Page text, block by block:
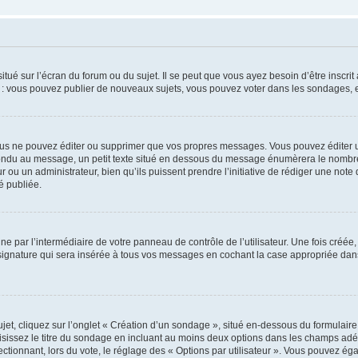
sur l’écran du forum ou du sujet. Il se peut que vous ayez besoin d’être
pouvez publier de nouveaux sujets, vous pouvez voter dans les sondages,
ne pouvez éditer ou supprimer que vos propres messages. Vous pouvez
au message, un petit texte situé en dessous du message énumèrera le
ou un administrateur, bien qu’ils puissent prendre l’initiative de rédiger une
publiée.
par l’intermédiaire de votre panneau de contrôle de l’utilisateur. Une fois
qui sera insérée à tous vos messages en cochant la case appropriée
cliquez sur l’onglet « Création d’un sondage », situé en-dessous du
le titre du sondage en incluant au moins deux options dans les champs
lors du vote, le réglage des « Options par utilisateur ». Vous pouvez